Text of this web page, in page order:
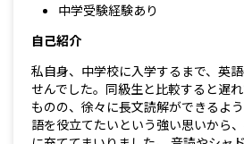
中学受験経験あり
自己紹介
私自身、中学校に入学するまで、英
せんでした。同級生と比較すると遅
ものの、徐々に長文読解ができるよ
語を役立てたいという強い思いから